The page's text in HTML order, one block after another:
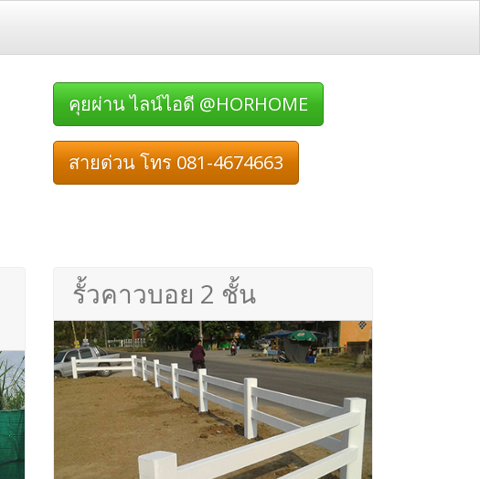
คุยผ่าน ไลน์ไอดี @HORHOME
สายด่วน โทร 081-4674663
รั้วคาวบอย 2 ชั้น